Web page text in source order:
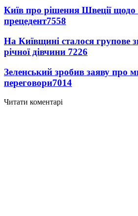
Київ про рішення Швеції щодо
прецедент7558
На Київщині сталося групове
річної дівчини 7226
Зеленський зробив заяву про
переговори7014
Читати коментарі